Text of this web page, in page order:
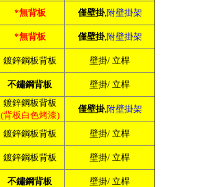
*無背板 僅壁掛,附壁掛架
*無背板 僅壁掛,附壁掛架
鍍鋅鋼板背板 壁掛/ 立桿
不鏽鋼背板 壁掛/ 立桿
鍍鋅鋼板背板
(背板白色烤漆)
僅壁掛,附壁掛架
鍍鋅鋼板背板 壁掛/ 立桿
鍍鋅鋼板背板 壁掛/ 立桿
不鏽鋼背板 壁掛/ 立桿